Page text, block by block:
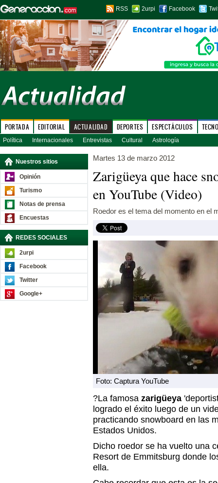
RSS 2urpi Facebook
PORTADA EDITORIAL ACTUALIDAD DEPORTES ESPECTÁCULOS
Política Internacionales Entrevistas Cultural Astrología
Nuestros sitios
Opinión
Turismo
Notas de prensa
Encuestas
REDES SOCIALES
2urpi
Facebook
Twitter
Google+
Martes 13 de marzo 2012
Zarigüeya que hace
en YouTube (Video)
Roedor es el tema del momento en el
Foto: Captura YouTube
?La famosa zarigüeya
logrado el éxito luego de un
practicando snowboard en las
Estados Unidos.
Dicho roedor se ha vuelto una
Resort de Emmitsburg donde
ella.